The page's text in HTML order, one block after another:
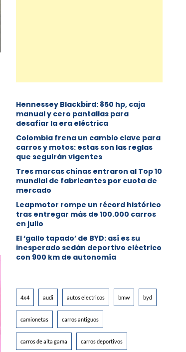
Hennessey Blackbird: 850 hp, caja
manual y cero pantallas para
desafiar la era eléctrica
Colombia frena un cambio clave para
carros y motos: estas son las reglas
que seguirán vigentes
Tres marcas chinas entraron al Top 10
mundial de fabricantes por cuota de
mercado
Leapmotor rompe un récord histórico
tras entregar más de 100.000 carros
en julio
El ‘gallo tapado’ de BYD: así es su
inesperado sedán deportivo eléctrico
con 900 km de autonomía
4x4 audi autos electricos bmw byd
camionetas carros antiguos
carros de alta gama carros deportivos